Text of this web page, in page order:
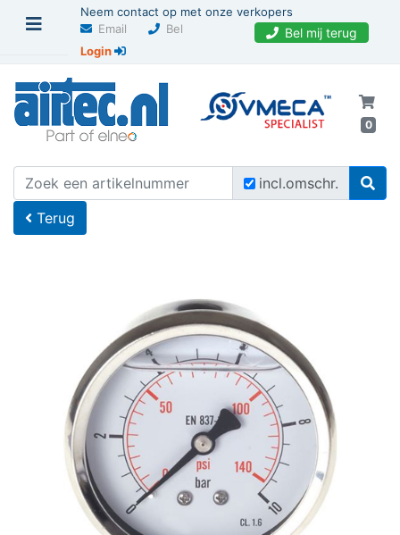
Neem contact op met onze verkopers
Email
Bel Bel mij terug
Login
0
incl.omschr.
U bevindt zich hier Home
Terug